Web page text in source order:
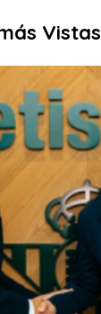
Vistas